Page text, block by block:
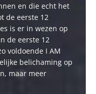
en die echt het
de eerste 12
is er in wezen op
de eerste 12
voldoende I AM
belichaming op
maar meer